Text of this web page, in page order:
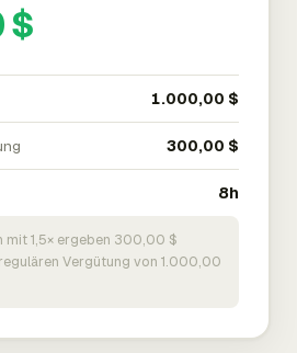
$
1.000,00 $
300,00 $
8h
mit 1,5× ergeben 300,00 $
Vergütung von 1.000,00